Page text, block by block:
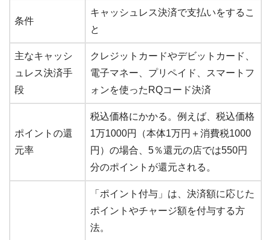
条件
キャッシュレス決済で支払いをするこ
と
主なキャッシ
ュレス決済手
段
クレジットカードやデビットカード、
電子マネー、プリペイド、スマートフ
ォンを使ったRQコード決済
ポイントの還
元率
税込価格にかかる。例えば、税込価格
1万1000円（本体1万円＋消費税1000
円）の場合、5％還元の店では550円
分のポイントが還元される。
「ポイント付与」は、決済額に応じた
ポイントやチャージ額を付与する方
法。